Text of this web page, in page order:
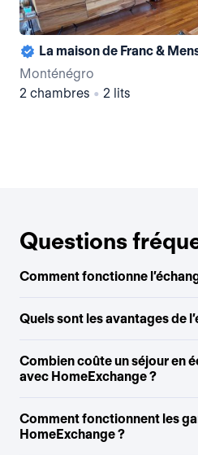
La maison de Franc &
Monténégro
2 chambres • 2 lits
Questions
Comment fonctionne
Quels sont les avantages de
Combien coûte un séjour en
avec HomeExchange ?
Comment fonctionnent les
HomeExchange ?